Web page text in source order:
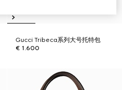
Gucci Tribeca系列大号托特包
€ 1.600